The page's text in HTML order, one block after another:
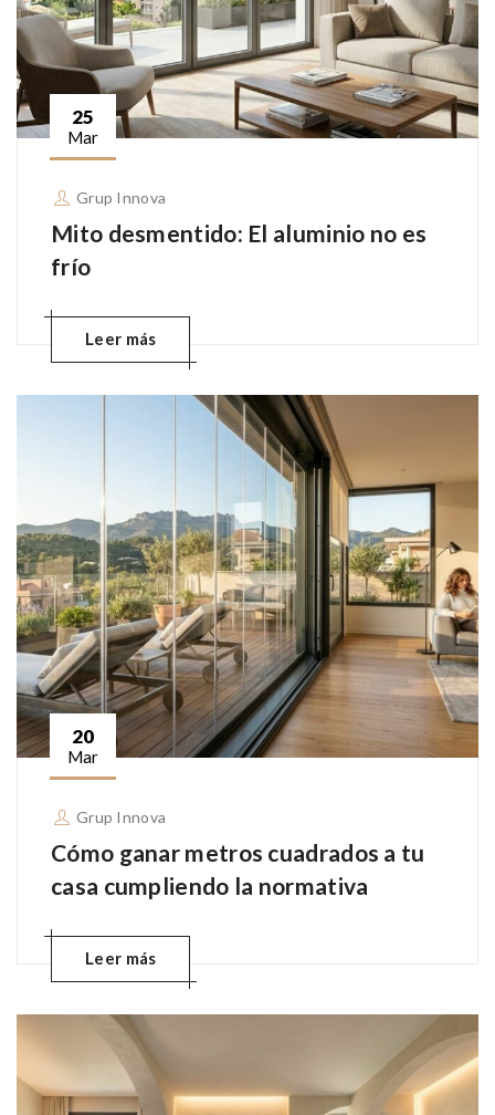
25
Mar
Grup Innova
Mito desmentido: El aluminio no es
frío
Leer más
20
Mar
Grup Innova
Cómo ganar metros cuadrados a tu
casa cumpliendo la normativa
Leer más